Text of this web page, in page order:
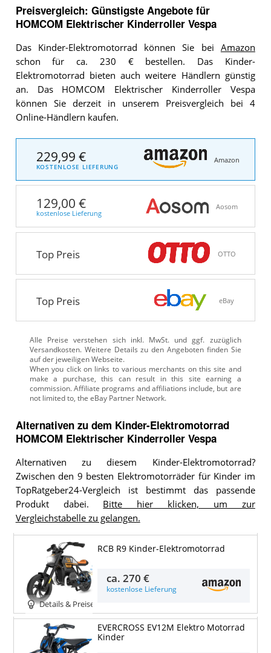
Preisvergleich: Günstigste Angebote für
HOMCOM Elektrischer Kinderroller Vespa
Das Kinder-Elektromotorrad können Sie bei Amazon
schon für ca. 230 € bestellen. Das Kinder-
Elektromotorrad bieten auch weitere Händlern günstig
an. Das HOMCOM Elektrischer Kinderroller Vespa
können Sie derzeit in unserem Preisvergleich bei 4
Online-Händlern kaufen.
229,99 €
KOSTENLOSE LIEFERUNG
Amazon
129,00 €
kostenlose Lieferung
Aosom
Top Preis OTTO
Top Preis eBay
Alle Preise verstehen sich inkl. MwSt. und ggf. zuzüglich
Versandkosten. Weitere Details zu den Angeboten finden Sie
auf der jeweiligen Webseite.
Alternativen zu dem Kinder-Elektromotorrad
HOMCOM Elektrischer Kinderroller Vespa
Alternativen zu diesem Kinder-Elektromotorrad?
Zwischen den 9 besten Elektromotorräder für Kinder im
TopRatgeber24-Vergleich ist bestimmt das passende
Produkt dabei. Bitte hier klicken, um zur
Vergleichstabelle zu gelangen.
Details & Preise
RCB R9 Kinder-Elektromotorrad
ca.270 €
kostenlose Lieferung
EVERCROSS EV12M Elektro Motorrad
Kinder